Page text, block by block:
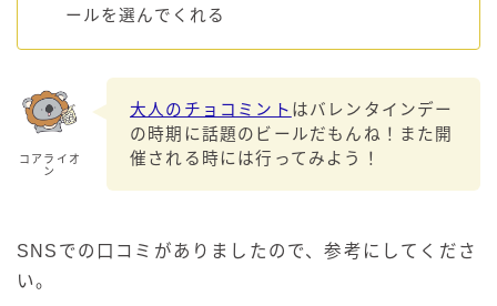
ールを選んでくれる
コアライオ
ン
大人のチョコミント はバレンタインデー
の時期に話題のビールだもんね！また開
催される時には行ってみよう！
SNSでの口コミがありましたので、参考にしてくださ
い。